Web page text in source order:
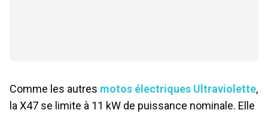
Comme les autres motos électriques Ultraviolette,
la X47 se limite à 11 kW de puissance nominale. Elle